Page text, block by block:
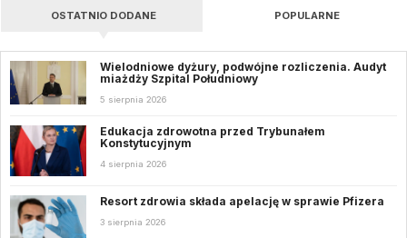
OSTATNIO DODANE POPULARNE
Wielodniowe dyżury, podwójne rozliczenia. Audyt
miażdży Szpital Południowy
5 sierpnia 2026
Edukacja zdrowotna przed Trybunałem
Konstytucyjnym
4 sierpnia 2026
Resort zdrowia składa apelację w sprawie Pfizera
3 sierpnia 2026